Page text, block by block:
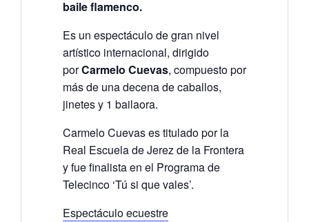
baile flamenco.
Es un espectáculo de gran nivel
artístico internacional, dirigido
porCarmelo Cuevas, compuesto por
más de una decena de caballos,
jinetes y 1 bailaora.
Carmelo Cuevas es titulado por la
Real Escuela de Jerez de la Frontera
y fue finalista en el Programa de
Telecinco ‘Tú si que vales’.
Espectáculo ecuestre